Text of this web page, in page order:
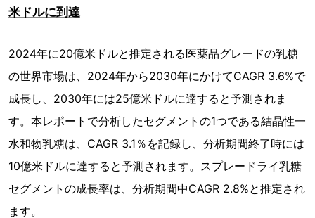
米ドルに到達
2024年に20億米ドルと推定される医薬品グレードの乳糖
の世界市場は、2024年から2030年にかけてCAGR 3.6%で
成長し、2030年には25億米ドルに達すると予測されま
す。本レポートで分析したセグメントの1つである結晶性一
水和物乳糖は、CAGR 3.1％を記録し、分析期間終了時には
10億米ドルに達すると予測されます。スプレードライ乳糖
セグメントの成長率は、分析期間中CAGR 2.8%と推定され
ます。